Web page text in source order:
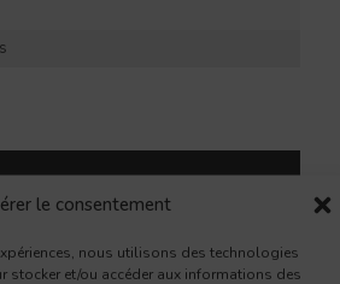
le consentement
nous utilisons des technologies
stocker et/ou accéder aux informations des